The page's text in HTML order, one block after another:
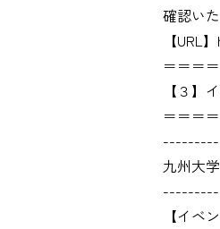
確認い
【URL
＝＝＝
【３】
＝＝＝
九州大学
【イベ